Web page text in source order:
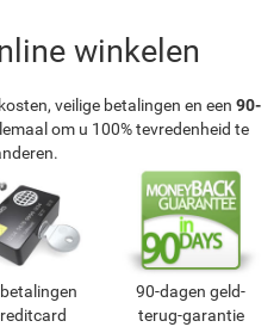
winkelen
veilige betalingen en een 90-
om u 100% tevredenheid te
90-dagen geld-
terug-garantie